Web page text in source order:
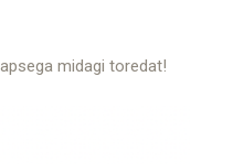
midagi toredat!